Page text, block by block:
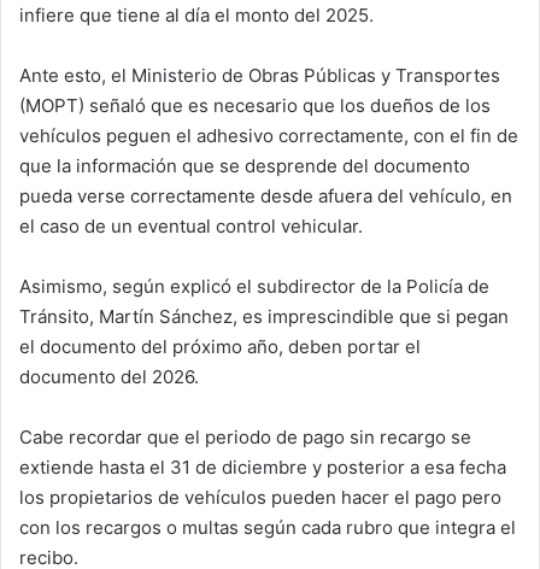
infiere que tiene al día el monto del 2025.
Ante esto, el Ministerio de Obras Públicas y Transportes
(MOPT) señaló que es necesario que los dueños de los
vehículos peguen el adhesivo correctamente, con el fin de
que la información que se desprende del documento
pueda verse correctamente desde afuera del vehículo, en
el caso de un eventual control vehicular.
Asimismo, según explicó el subdirector de la Policía de
Tránsito, Martín Sánchez, es imprescindible que si pegan
el documento del próximo año, deben portar el
documento del 2026.
Cabe recordar que el periodo de pago sin recargo se
extiende hasta el 31 de diciembre y posterior a esa fecha
los propietarios de vehículos pueden hacer el pago pero
con los recargos o multas según cada rubro que integra el
recibo.